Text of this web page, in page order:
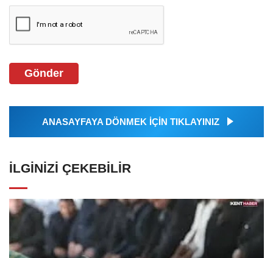
Gönder
ANASAYFAYA DÖNMEK İÇİN TIKLAYINIZ
İLGINIZI ÇEKEBILIR